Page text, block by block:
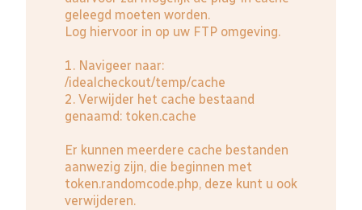
geleegd moeten worden.
Log hiervoor in op uw FTP omgeving.
1. Navigeer naar:
/idealcheckout/temp/cache
2. Verwijder het cache bestaand
genaamd: token.cache
Er kunnen meerdere cache bestanden
aanwezig zijn, die beginnen met
token.randomcode.php, deze kunt u ook
verwijderen.